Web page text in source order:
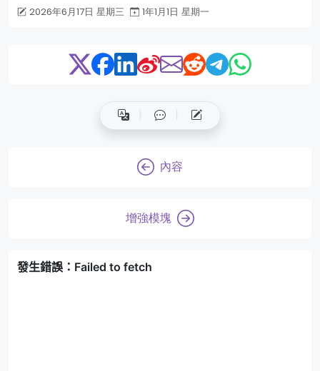
2026年6月17日 星期三
1年1月1日 星期一
內容
增強模塊